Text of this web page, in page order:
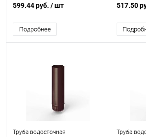
ф125х1250мм RAL 3007
599.44 руб. / шт
Подробнее
517.50
Труба водосточная
Труба